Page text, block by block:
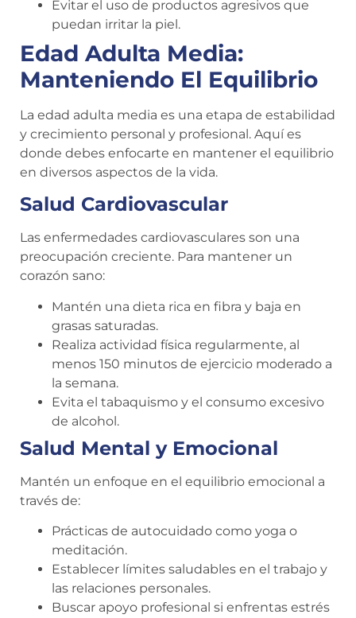
Evitar el uso de productos agresivos que
puedan irritar la piel.
Edad Adulta Media:
Manteniendo El Equilibrio
La edad adulta media es una etapa de estabilidad
y crecimiento personal y profesional. Aquí es
donde debes enfocarte en mantener el equilibrio
en diversos aspectos de la vida.
Salud Cardiovascular
Las enfermedades cardiovasculares son una
preocupación creciente. Para mantener un
corazón sano:
Mantén una dieta rica en fibra y baja en
grasas saturadas.
Realiza actividad física regularmente, al
menos 150 minutos de ejercicio moderado a
la semana.
Evita el tabaquismo y el consumo excesivo
de alcohol.
Salud Mental y Emocional
Mantén un enfoque en el equilibrio emocional a
través de:
Prácticas de autocuidado como yoga o
meditación.
Establecer límites saludables en el trabajo y
las relaciones personales.
Buscar apoyo profesional si enfrentas estrés